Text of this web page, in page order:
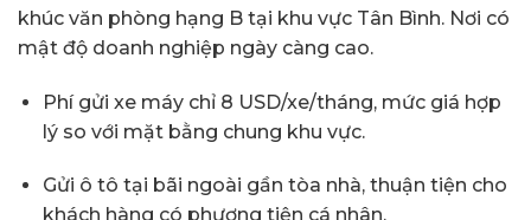
khúc văn phòng hạng B tại khu vực Tân Bình. Nơi có
mật độ doanh nghiệp ngày càng cao.
Phí gửi xe máy chỉ 8 USD/xe/tháng, mức giá hợp
lý so với mặt bằng chung khu vực.
Gửi ô tô tại bãi ngoài gần tòa nhà, thuận tiện cho
khách hàng có phương tiện cá nhân.